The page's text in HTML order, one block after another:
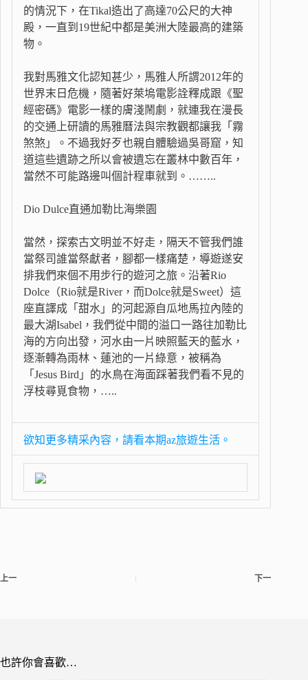
的情況下，在Tikal造出了高達70公尺的大神
殿，一直到19世紀中都是美洲大陸最高的建築
物。
我對馬雅文化認知甚少，馬雅人所謂2012年的
世界末日危機，隨著好萊塢電影詮釋成跟《聖
經密碼》電影一樣的膚淺鬧劇，就連我在漫長
的交通上研讀的馬雅曆法與宗教觀都讓我「霧
煞煞」。不過我好歹也親自體驗過吳哥窟，知
道這些遺跡之所以會被遺忘在叢林中數百年，
當然不可能路邊叫個計程車就到。……..
Dio Dulce直通加勒比海樂園
當然，探索古文明並不好走，隔天不管我們誰
當祭司誰當祭獻者，腳都一樣痛楚，導遊遂安
排我們來個不用步行的遊河之旅。沿著Rio
Dolce（Rio就是River，而Dolce就是Sweet）這
座直譯成「甜水」的河起源自瓜地馬拉內陸的
最大湖Isabel，我們從中間的溢口一路往加勒比
海的方向出發，河水由一片映照藍天的藍水，
逐漸轉為雨林、蓮池的一片綠意，被稱為
「Jesus Bird」的水鳥在海面踩著我們看不見的
浮枝尋覓食物，…..
欲知更多精采內容，請看本期az旅遊生活。
上一 下一
也許你會喜歡…